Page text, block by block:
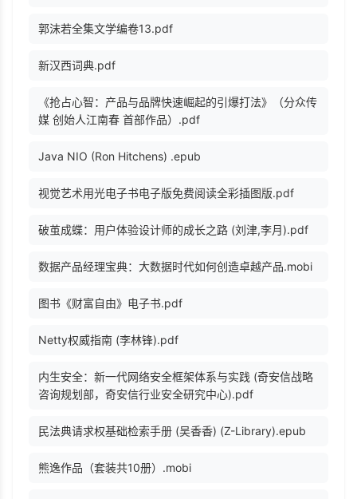
郭沫若全集文学编卷13.pdf
新汉西词典.pdf
《抢占心智：产品与品牌快速崛起的引爆打法》（分众传
媒 创始人江南春 首部作品）.pdf
Java NIO (Ron Hitchens) .epub
视觉艺术用光电子书电子版免费阅读全彩插图版.pdf
破茧成蝶：用户体验设计师的成长之路 (刘津,李月).pdf
数据产品经理宝典：大数据时代如何创造卓越产品.mobi
图书《财富自由》电子书.pdf
Netty权威指南 (李林锋).pdf
内生安全：新一代网络安全框架体系与实践 (奇安信战略
咨询规划部，奇安信行业安全研究中心).pdf
民法典请求权基础检索手册 (吴香香) (Z-Library).epub
熊逸作品（套装共10册）.mobi